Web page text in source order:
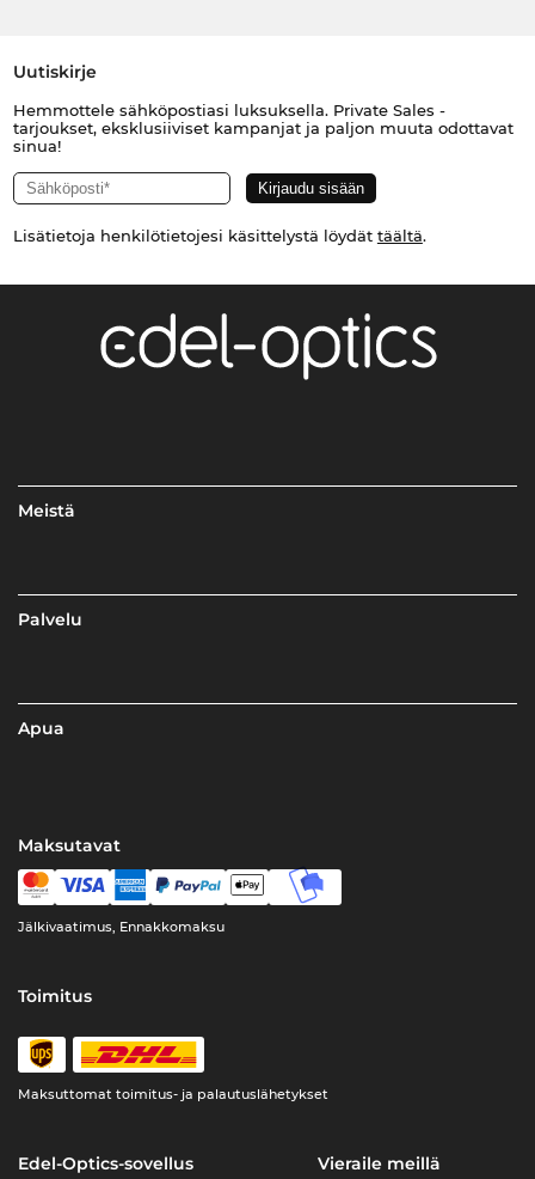
Uutiskirje
Hemmottele sähköpostiasi luksuksella. Private Sales -
tarjoukset, eksklusiiviset kampanjat ja paljon muuta odottavat
sinua!
Lisätietoja henkilötietojesi käsittelystä löydät täältä.
Meistä
Palvelu
Apua
Maksutavat
Jälkivaatimus, Ennakkomaksu
Toimitus
Maksuttomat toimitus- ja palautuslähetykset
Edel-Optics-sovellus Vieraile meillä